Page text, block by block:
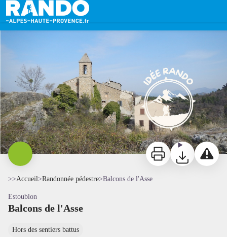
Balcons de l'Asse
Balcons de l'Asse - PAA - PAA
ImprimerTéléchargerSignaler
>>Accueil>Randonnée pédestre>Balcons de l'Asse
Estoublon
Balcons de l'Asse
Hors des sentiers battus